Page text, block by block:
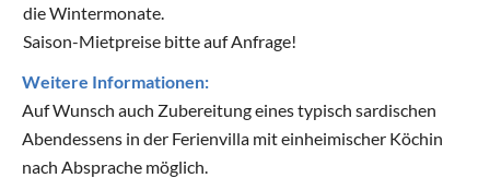
die Wintermonate.
Saison-Mietpreise bitte auf Anfrage!
Weitere Informationen:
Auf Wunsch auch Zubereitung eines typisch sardischen
Abendessens in der Ferienvilla mit einheimischer Köchin
nach Absprache möglich.